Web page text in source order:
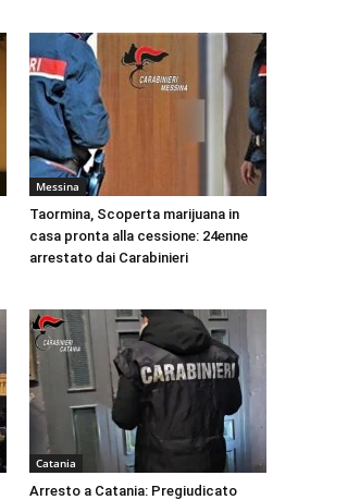
Messina
Taormina, Scoperta marijuana in
casa pronta alla cessione: 24enne
arrestato dai Carabinieri
Catania
Arresto a Catania: Pregiudicato